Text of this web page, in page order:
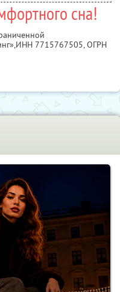
сна!
ИНН 7715767505, ОГРН